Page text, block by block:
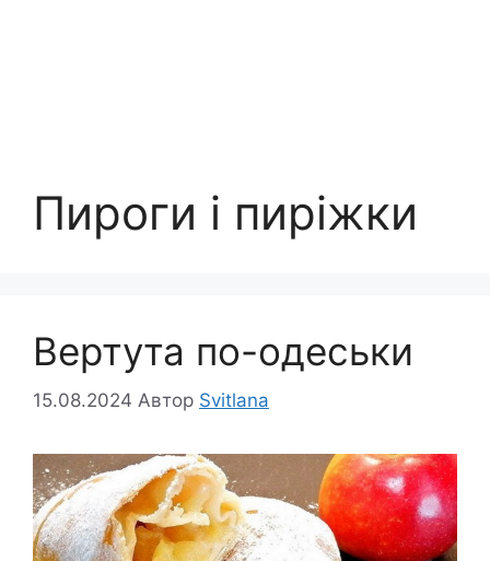
Пироги і пиріжки
Вертута по-одеськи
15.08.2024 Автор Svitlana